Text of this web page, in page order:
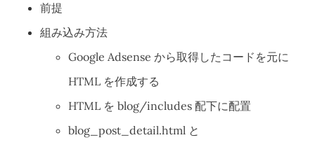
前提
組み込み方法
Google Adsense から取得したコードを元に
HTML を作成する
HTML を blog/includes 配下に配置
blog_post_detail.html と